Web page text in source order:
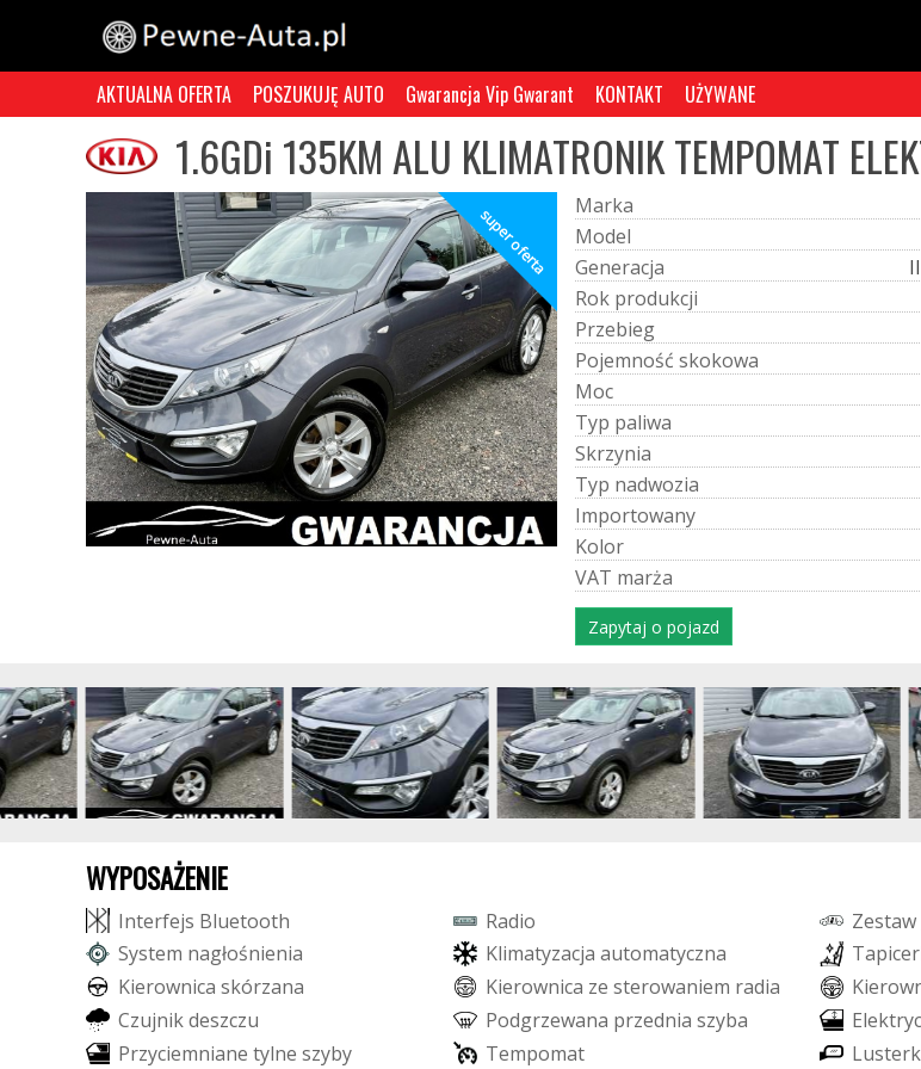
AKTUALNA OFERTA POSZUKUJĘ AUTO Gwarancja Vip Gwarant KONTAKT UŻYWANE
1.6GDi 135KM ALU KLIMATRONIK TEMPOMAT
super oferta Marka
Model
Generacja
Rok produkcji
Przebieg
Pojemność skokowa
Moc
Typ paliwa
Skrzynia
Typ nadwozia
Importowany
Kolor
VAT marża
Zapytaj o pojazd
WYPOSAŻENIE
Interfejs Bluetooth Radio Zestaw
System nagłośnienia Klimatyzacja automatyczna Tapicer
Kierownica skórzana Kierownica ze sterowaniem radia Kierow
Czujnikdeszczu Podgrzewana przednia szyba Elektryc
Przyciemniane tylne szyby Tempomat Lusterk